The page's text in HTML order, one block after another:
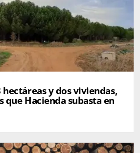
hectáreas y dos viviendas,
que Hacienda subasta en